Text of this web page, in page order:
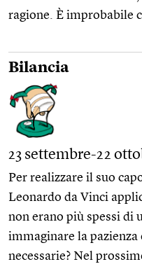
ragione. È improbabile
Bilancia
23 settembre-22
Per realizzare il suo
Leonardo da Vinci
non erano più spessi di
immaginare la pazienza
necessarie? Nel